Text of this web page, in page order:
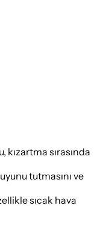
sırasında
tutmasını ve
sıcak hava